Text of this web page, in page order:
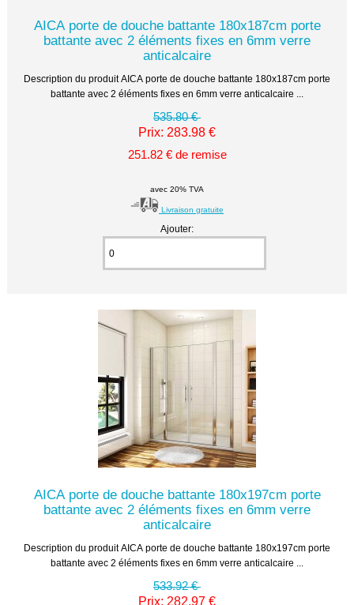
AICA porte de douche battante 180x187cm porte
battante avec 2 éléments fixes en 6mm verre
anticalcaire
Description du produit AICA porte de douche battante 180x187cm porte
battante avec 2 éléments fixes en 6mm verre anticalcaire ...
535.80 €
Prix: 283.98 €
251.82 € de remise
avec 20% TVA
Livraison gratuite
Ajouter:
AICA porte de douche battante 180x197cm porte
battante avec 2 éléments fixes en 6mm verre
anticalcaire
Description du produit AICA porte de douche battante 180x197cm porte
battante avec 2 éléments fixes en 6mm verre anticalcaire ...
533.92 €
Prix: 282.97 €